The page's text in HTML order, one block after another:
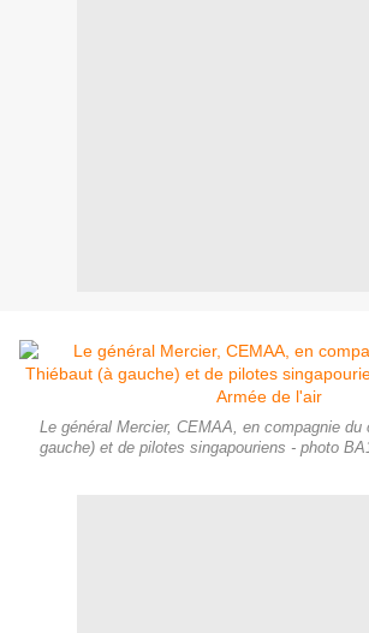
Le général Mercier, CEMAA, en compagnie du
gauche) et de pilotes singapouriens - photo